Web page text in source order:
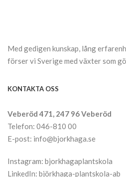
Med gedigen kunskap, lång
förser vi Sverige med växter som
KONTAKTA OSS
Veberöd 471, 247 96 Veberöd
Telefon: 046-810 00
E-post: info@bjorkhaga.se
Instagram: bjorkhagaplantskola
LinkedIn: björkhaga-plantskola-ab